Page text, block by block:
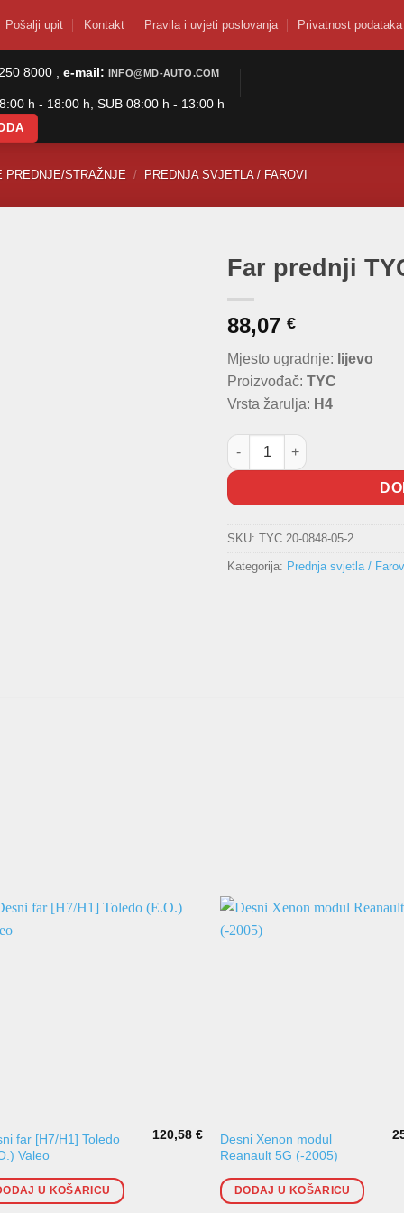
Pošalji upit Kontakt Pravila i uvjeti poslovanja Privatnost podataka
8000 , e-mail: INFO@MD-AUTO.COM
h - 18:00 h, SUB 08:00 h - 13:00 h
PREDNJE/STRAŽNJE / PREDNJA SVJETLA / FAROVI
Far prednji
88,07 €
Mjesto ugradnje: lijevo
Proizvođač: TYC
Vrsta žarulja: H4
Far prednji TYC 2005-2008
SKU: TYC 20-0848-05-2
Kategorija: Prednja svjetla /
far [H7/H1] Toledo
Valeo
120,58 €
U KOŠARICU
Desni Xenon modul
Reanault 5G (-2005)
DODAJ U KOŠARICU